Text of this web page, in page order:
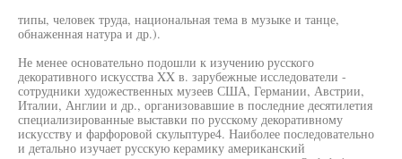
типы, человек труда, национальная тема в музыке и танце,
обнаженная натура и др.).
Не менее основательно подошли к изучению русского
декоративного искусства XX в. зарубежные исследователи -
сотрудники художественных музеев США, Германии, Австрии,
Италии, Англии и др., организовавшие в последние десятилетия
специализированные выставки по русскому декоративному
искусству и фарфоровой скульптуре4. Наиболее последовательно
и детально изучает русскую керамику американский